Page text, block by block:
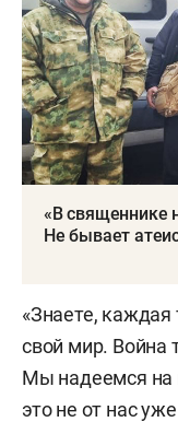
«В священнике
Не бывает
«Знаете,
свой мир. Война
Мы надеемся на
это не от нас